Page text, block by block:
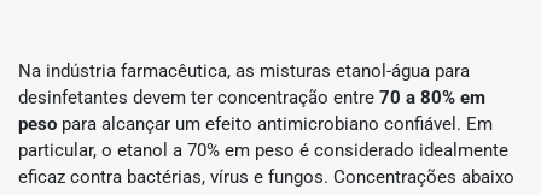
Na indústria farmacêutica, as misturas etanol-água para
desinfetantes devem ter concentração entre 70 a 80% em
peso para alcançar um efeito antimicrobiano confiável. Em
particular, o etanol a 70% em peso é considerado idealmente
eficaz contra bactérias, vírus e fungos. Concentrações abaixo